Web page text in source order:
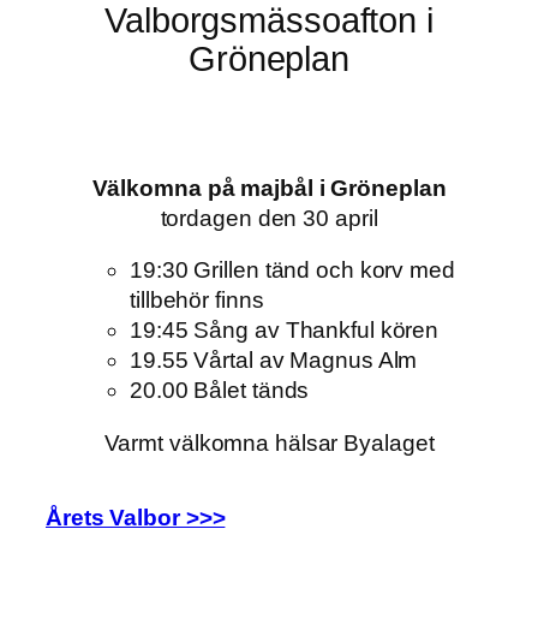
Valborgsmässoafton i
Gröneplan
Välkomna på majbål i Gröneplan
tordagen den 30 april
19:30 Grillen tänd och korv med
tillbehör finns
19:45 Sång av Thankful kören
19.55 Vårtal av Magnus Alm
20.00 Bålet tänds
Varmt välkomna hälsar Byalaget
Årets Valbor >>>